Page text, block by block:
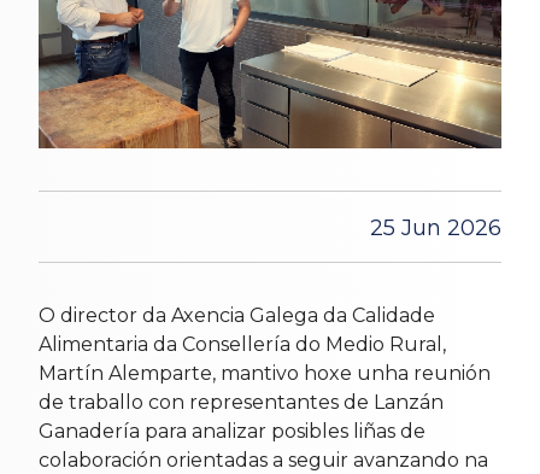
25 Jun 2026
O director da Axencia Galega da Calidade
Alimentaria da Consellería do Medio Rural,
Martín Alemparte, mantivo hoxe unha reunión
de traballo con representantes de Lanzán
Ganadería para analizar posibles liñas de
colaboración orientadas a seguir avanzando na